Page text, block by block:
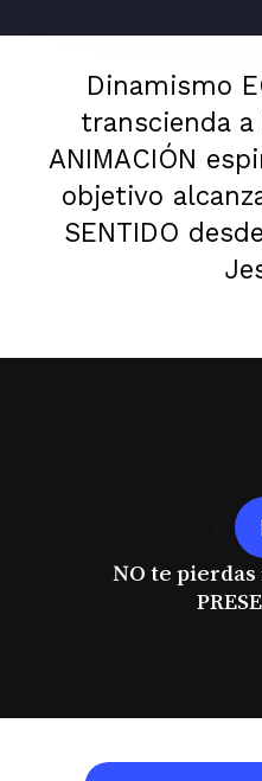
Dinamismo
transcienda a
ANIMACIÓN
objetivo
SENTIDO
Play
NO te